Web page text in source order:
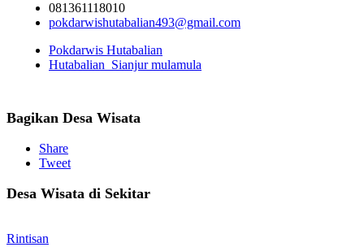
081361118010
pokdarwishutabalian493@gmail.com
Pokdarwis Hutabalian
Hutabalian_Sianjur mulamula
Bagikan Desa Wisata
Share
Tweet
Desa Wisata di Sekitar
Rintisan